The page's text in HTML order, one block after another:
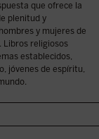
que ofrece la
plenitud y
y mujeres de
Libros religiosos
establecidos,
jóvenes de espíritu,